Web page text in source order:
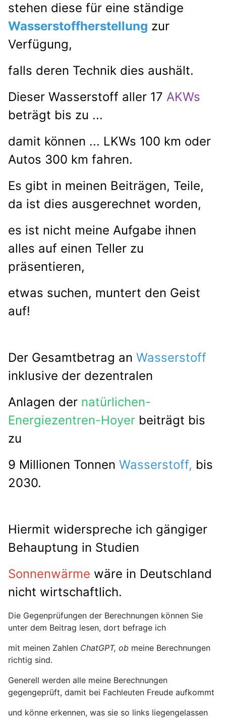
stehen diese für eine ständige
Wasserstoffherstellung zur
Verfügung,
falls deren Technik dies aushält.
Dieser Wasserstoff aller 17 AKWs
beträgt bis zu ...
damit können ... LKWs 100 km oder
Autos 300 km fahren.
Es gibt in meinen Beiträgen, Teile,
da ist dies ausgerechnet worden,
es ist nicht meine Aufgabe ihnen
alles auf einen Teller zu
präsentieren,
etwas suchen, muntert den Geist
auf!
Der Gesamtbetrag an Wasserstoff
inklusive der dezentralen
Anlagen der natürlichen-
Energiezentren-Hoyer beiträgt bis
zu
9 Millionen Tonnen Wasserstoff, bis
2030.
Hiermit widerspreche ich gängiger
Behauptung in Studien
Sonnenwärme wäre in Deutschland
nicht wirtschaftlich.
Die Gegenprüfungen der Berechnungen können Sie
unter dem Beitrag lesen, dort befrage ich
mit meinen Zahlen ChatGPT, ob meine Berechnungen
richtig sind.
Generell werden alle meine Berechnungen
gegengeprüft, damit bei Fachleuten Freude aufkommt
und könne erkennen, was sie so links liegengelassen